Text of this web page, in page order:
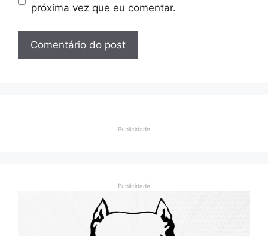
próxima vez que eu comentar.
Publicidade
Publicidade